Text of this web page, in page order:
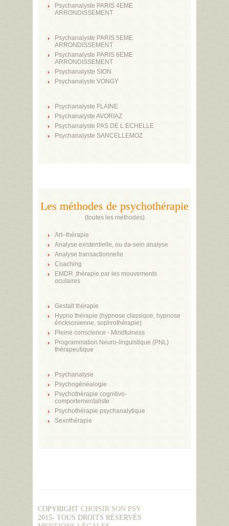
Psychanalyste PARIS 4EME
ARRONDISSEMENT
Psychanalyste PARIS 5EME
ARRONDISSEMENT
Psychanalyste PARIS 6EME
ARRONDISSEMENT
Psychanalyste SION
Psychanalyste VONGY
Psychanalyste FLAINE
Psychanalyste AVORIAZ
Psychanalyste PAS DE L ECHELLE
Psychanalyste SANCELLEMOZ
Les méthodes de psychothérapie
(toutes les méthodes)
Art–thérapie
Analyse existentielle, ou da-sein analyse
Analyse transactionnelle
Coaching
EMDR ,thérapie par les mouvements
oculaires
Gestalt thérapie
Hypno thérapie (hypnose classique, hypnose
éricksonienne, sophrothérapie)
Pleine conscience - Mindfulness
Programmation Neuro-linguistique (PNL)
thérapeutique
Psychanalyse
Psychogénéalogie
Psychothérapie cognitivo-
comportementaliste
Psychothérapie psychanalytique
Sexothérapie
COPYRIGHT CHOISIR SON PSY
2015- TOUS DROITS RÉSERVÉS